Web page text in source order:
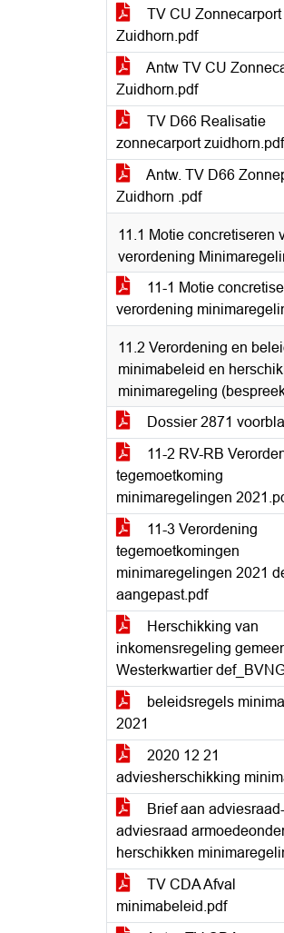
TV CU Zonnecarport
Zuidhorn.pdf
Antw TV CU
Zuidhorn.pdf
TV D66 Realisatie
zonnecarport zuidhorn.pdf
Antw. TV D66
Zuidhorn .pdf
11.1 Motie concretiseren
verordening
11-1 Motie
verordening
11.2 Verordening en
minimabeleid en
minimaregeling
Dossier 2871
11-2 RV-RB
tegemoetkoming
minimaregelingen
11-3 Verordening
tegemoetkomingen
minimaregelingen 2021
aangepast.pdf
Herschikking van
inkomensregeling
Westerkwartier
beleidsregels
2021
2020 12 21
adviesherschikking
Brief aan
adviesraad
herschikken
TV CDA Afval
minimabeleid.pdf